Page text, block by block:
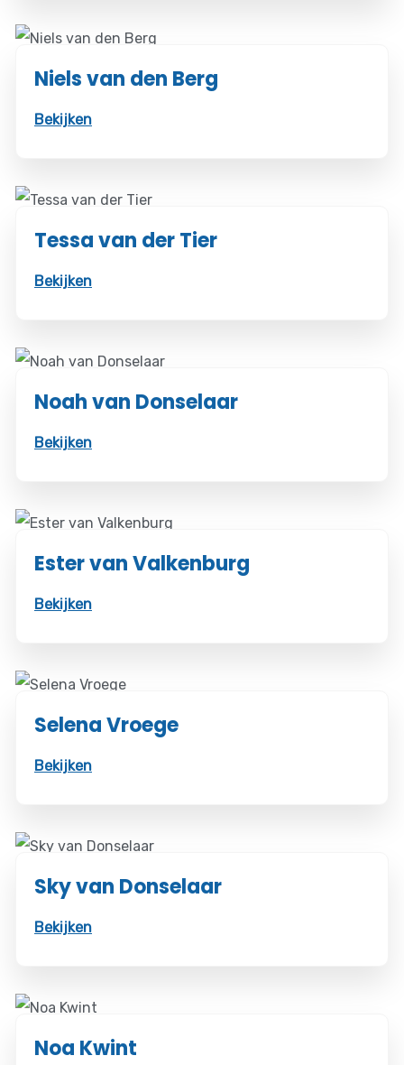
Niels van den Berg
Bekijken
Tessa van der Tier
Bekijken
Noah van Donselaar
Bekijken
Ester van Valkenburg
Bekijken
Selena Vroege
Bekijken
Sky van Donselaar
Bekijken
Noa Kwint